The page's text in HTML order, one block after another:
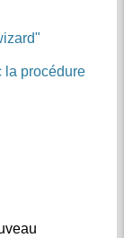
pour le
la procédure